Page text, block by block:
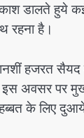
डालते
रहना है।
हजरत सैयद
अवसर पर
के लिए